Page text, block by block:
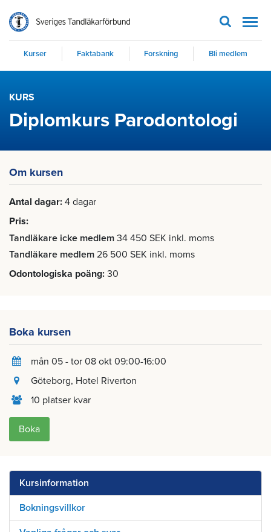
Kurser Faktabank Forskning Bli medlem
KURS
Diplomkurs Parodontologi
Om kursen
Antal dagar 4 dagar
Pris
Tandläkare icke medlem 34 450 SEK inkl. moms
Tandläkare medlem 26 500 SEK inkl. moms
Odontologiska poäng 30
Boka kursen
mån 05 - tor 08 okt 09:00-16:00
Göteborg, Hotel Riverton
10 platser kvar
Boka
Kursinformation
Bokningsvillkor